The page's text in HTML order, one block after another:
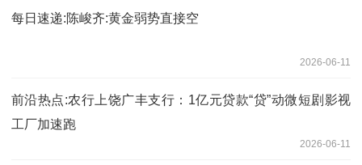
每日速递:陈峻齐:黄金弱势直接空
2026-06-11
前沿热点:农行上饶广丰支行：1亿元贷款“贷”动微短剧影视
工厂加速跑
2026-06-11